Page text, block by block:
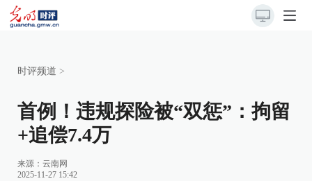
时评频道 >
首例！违规探险被“双惩”：拘留
+追偿7.4万
来源： 云南网
2025-11-27 15:42